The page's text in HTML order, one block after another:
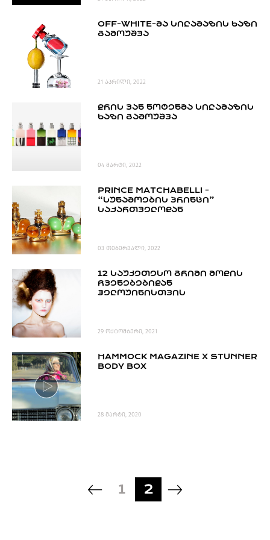
LIBRARY
SHOP
ᲒᲐᲛᲝᲒᲕᲧᲔᲕᲘ
INFO@HAMMOCKMAGAZINE.GE
ᲩᲕᲔᲜ
ᲨᲔᲡᲐᲮᲔᲑ
OFF-WHITE-ᲛᲐ ᲡᲘᲚᲐᲛᲐᲖᲘᲡ ᲮᲐᲖᲘ
ᲒᲐᲛᲝᲣᲨᲕᲐ
21 აპრილი, 2022
ᲓᲠᲘᲡ ᲕᲐᲜ ᲜᲝᲢᲔᲜᲛᲐ ᲡᲘᲚᲐᲛᲐᲖᲘᲡ
ᲮᲐᲖᲘ ᲒᲐᲛᲝᲣᲨᲕᲐ
04 მარტი, 2022
PRINCE MATCHABELLI -
“ᲡᲣᲜᲐᲛᲝᲔᲑᲘᲡ ᲞᲠᲘᲜᲪᲘ”
ᲡᲐᲥᲐᲠᲗᲕᲔᲚᲝᲓᲐᲜ
03 თებერვალი, 2022
12 ᲡᲐᲣᲙᲔᲗᲔᲡᲝ ᲒᲠᲘᲛᲘ ᲛᲝᲓᲘᲡ
ᲩᲕᲔᲜᲔᲑᲔᲑᲘᲓᲐᲜ
ᲰᲔᲚᲝᲣᲘᲜᲘᲡᲗᲕᲘᲡ
29 ოქტომბერი, 2021
HAMMOCK MAGAZINE X STUNNER
BODY BOX
28 მარტი, 2020
1 2